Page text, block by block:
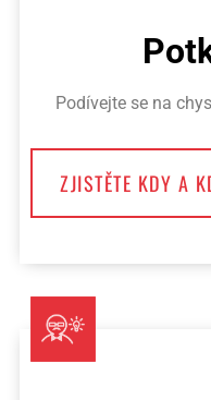
Podívejte se na
ZJISTĚTE KDY A